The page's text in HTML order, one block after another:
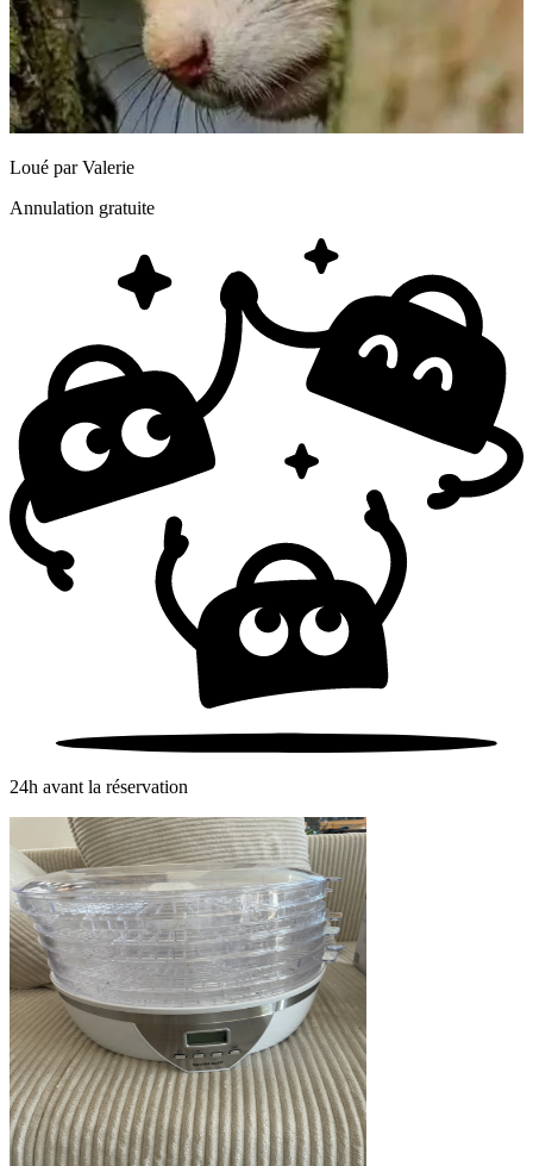
Loué parValerie
Annulation gratuite
24h avant la réservation